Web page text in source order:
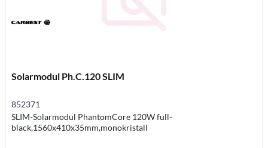
Solarmodul Ph.C.120 SLIM
852371
SLIM-Solarmodul PhantomCore 120W full-
black,1560x410x35mm,monokristall